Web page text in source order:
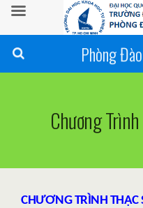
Phòng
Chương
CHƯƠNG TRÌNH THẠC